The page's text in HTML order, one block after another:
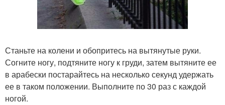
Станьте на колени и обопритесь на вытянутые руки.
Согните ногу, подтяните ногу к груди, затем вытяните ее
в арабески постарайтесь на несколько секунд удержать
ее в таком положении. Выполните по 30 раз с каждой
ногой.